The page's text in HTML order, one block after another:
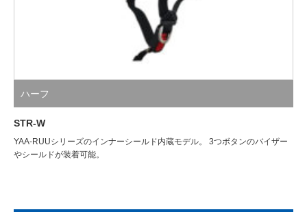
ハーフ
STR-W
YAA-RUUシリーズのインナーシールド内蔵モデル。 3つボタンのバイザー
やシールドが装着可能。